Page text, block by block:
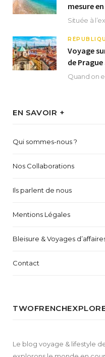
mesure
Voyage
de
EN SAVOIR +
Qui sommes-nous ?
Nos Collaborations
Ils parlent de nous
Mentions Légales
Bleisure & Voyages
Contact
Le blog voyage & lifestyle